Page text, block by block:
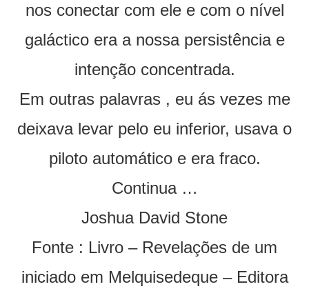
nos conectar com ele e com o nível
galáctico era a nossa persistência e
intenção concentrada.
Em outras palavras , eu ás vezes me
deixava levar pelo eu inferior, usava o
piloto automático e era fraco.
Continua …
Joshua David Stone
Fonte : Livro – Revelações de um
iniciado em Melquisedeque – Editora